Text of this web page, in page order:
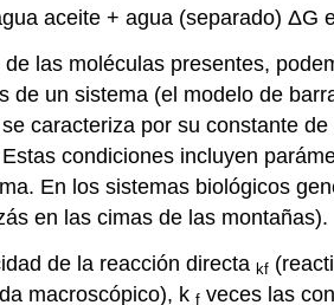
aceite + agua (separado) ΔG
las moléculas presentes,
un sistema (el modelo de
caracteriza por su constante de
condiciones incluyen
En los sistemas biológicos
en las cimas de las montañas).
de la reacción directa kf
macroscópico), k f veces las